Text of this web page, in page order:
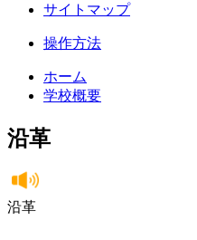
サイトマップ
操作方法
ホーム
学校概要
沿革
沿革